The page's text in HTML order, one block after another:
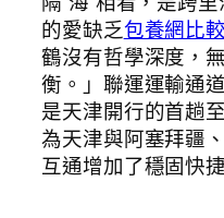
的愛缺乏包養網比
鶴沒有哲學深度，
衡。」聯運運輸通
是天津開行的首趟
為天津與阿塞拜疆
互通增加了穩固快